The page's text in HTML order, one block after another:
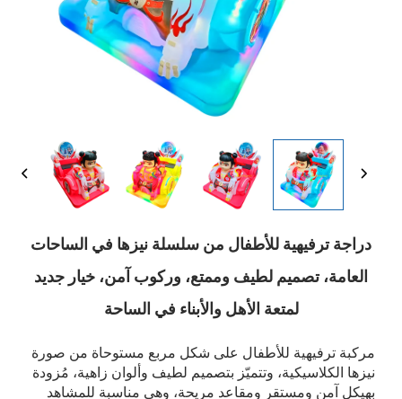
دراجة ترفيهية للأطفال من سلسلة نيزها في الساحات
العامة، تصميم لطيف وممتع، وركوب آمن، خيار جديد
لمتعة الأهل والأبناء في الساحة
مركبة ترفيهية للأطفال على شكل مربع مستوحاة من صورة
نيزها الكلاسيكية، وتتميّز بتصميم لطيف وألوان زاهية، مُزودة
بهيكل آمن ومستقر ومقاعد مريحة، وهي مناسبة للمشاهد